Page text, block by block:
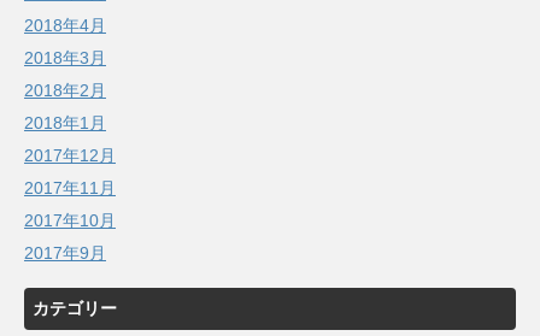
2018年4月
2018年3月
2018年2月
2018年1月
2017年12月
2017年11月
2017年10月
2017年9月
カテゴリー